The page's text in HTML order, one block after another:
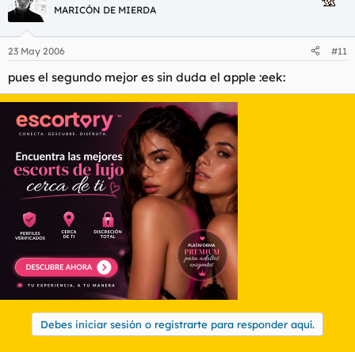
MARICÓN DE MIERDA
23 May 2006 #11
pues el segundo mejor es sin duda el apple :eek:
Debes iniciar sesión o registrarte para responder aquí.